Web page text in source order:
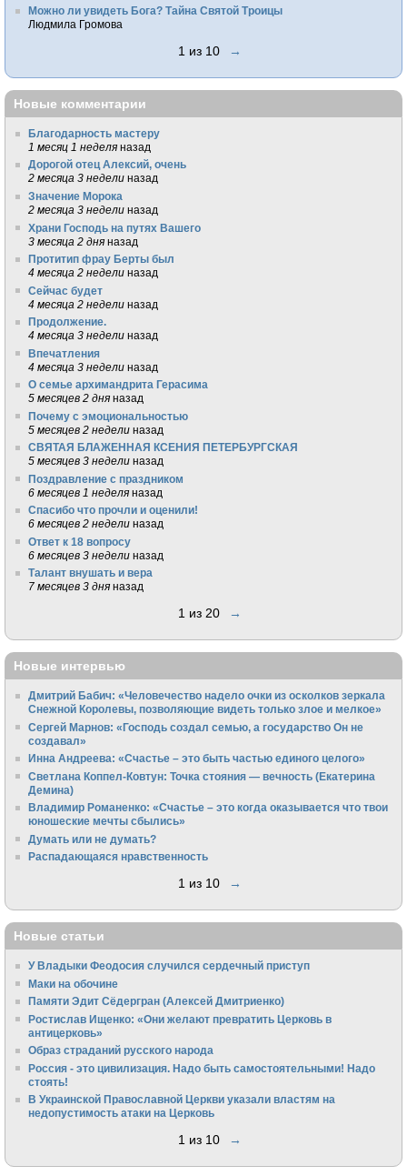
Можно ли увидеть Бога? Тайна Святой Троицы
Людмила Громова
1 из 10 →
Новые комментарии
Благодарность мастеру
1 месяц 1 неделя назад
Дорогой отец Алексий, очень
2 месяца 3 недели назад
Значение Морока
2 месяца 3 недели назад
Храни Господь на путях Вашего
3 месяца 2 дня назад
Протитип фрау Берты был
4 месяца 2 недели назад
Сейчас будет
4 месяца 2 недели назад
Продолжение.
4 месяца 3 недели назад
Впечатления
4 месяца 3 недели назад
О семье архимандрита Герасима
5 месяцев 2 дня назад
Почему с эмоциональностью
5 месяцев 2 недели назад
СВЯТАЯ БЛАЖЕННАЯ КСЕНИЯ ПЕТЕРБУРГСКАЯ
5 месяцев 3 недели назад
Поздравление с праздником
6 месяцев 1 неделя назад
Спасибо что прочли и оценили!
6 месяцев 2 недели назад
Ответ к 18 вопросу
6 месяцев 3 недели назад
Талант внушать и вера
7 месяцев 3 дня назад
1 из 20 →
Новые интервью
Дмитрий Бабич: «Человечество надело очки из осколков зеркала
Снежной Королевы, позволяющие видеть только злое и мелкое»
Сергей Марнов: «Господь создал семью, а государство Он не
создавал»
Инна Андреева: «Счастье – это быть частью единого целого»
Светлана Коппел-Ковтун: Точка стояния — вечность (Екатерина
Демина)
Владимир Романенко: «Счастье – это когда оказывается что твои
юношеские мечты сбылись»
Думать или не думать?
Распадающаяся нравственность
1 из 10 →
Новые статьи
У Владыки Феодосия случился сердечный приступ
Маки на обочине
Памяти Эдит Сёдергран (Алексей Дмитриенко)
Ростислав Ищенко: «Они желают превратить Церковь в
антицерковь»
Образ страданий русского народа
Россия - это цивилизация. Надо быть самостоятельными! Надо
стоять!
В Украинской Православной Церкви указали властям на
недопустимость атаки на Церковь
1 из 10 →